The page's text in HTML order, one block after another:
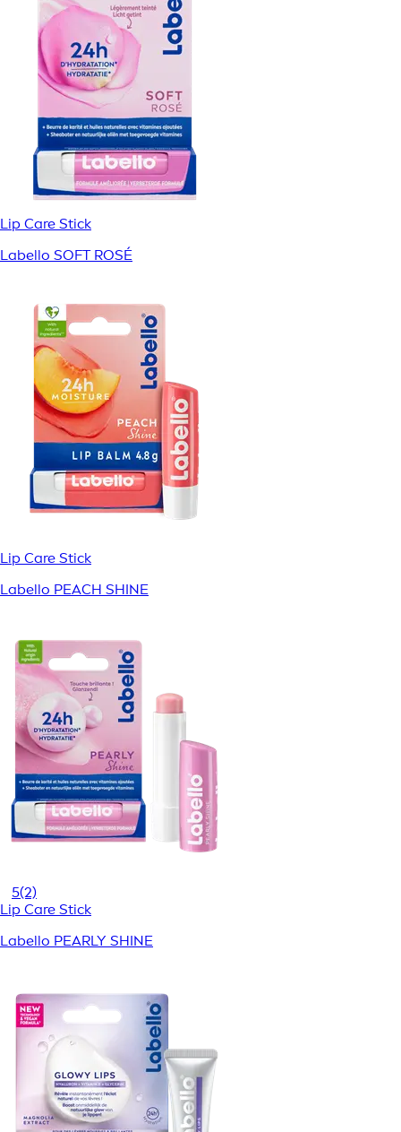
Lip Care Stick
Labello SOFT ROSÉ
Lip Care Stick
Labello PEACH SHINE
5(2)
Lip Care Stick
Labello PEARLY SHINE